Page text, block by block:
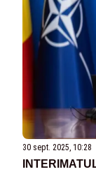
30 sept. 2025, 10:28